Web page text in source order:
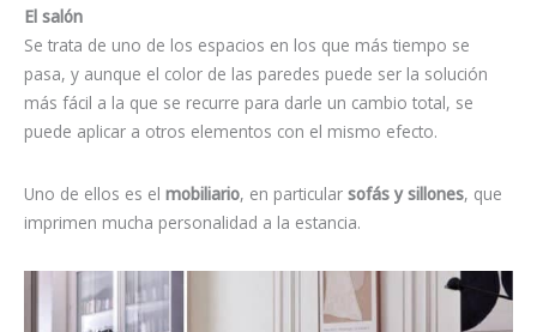
El salón
Se trata de uno de los espacios en los que más tiempo se
pasa, y aunque el color de las paredes puede ser la solución
más fácil a la que se recurre para darle un cambio total, se
puede aplicar a otros elementos con el mismo efecto.
Uno de ellos es el mobiliario, en particular sofás y sillones, que
imprimen mucha personalidad a la estancia.